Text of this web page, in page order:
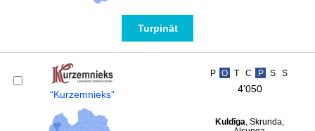
Turpināt
“Kurzemnieks”
P O T C P S S
4'050
Kuldīga, Skrunda,